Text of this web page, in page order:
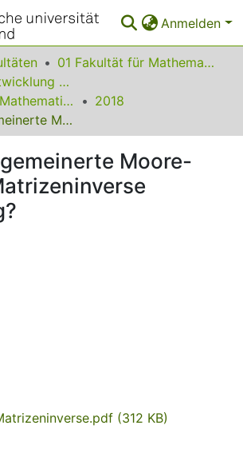
Anmelden
01 Fakultät für Mathematik
Institut für Entwicklung und Erforschung des Mathematikunterrichts
Beiträge zum Mathematikunterricht
2018
Sind verallgemeinerte Moore-Penrose-Matrizeninverse vollständig?
Moore-
(312 KB)